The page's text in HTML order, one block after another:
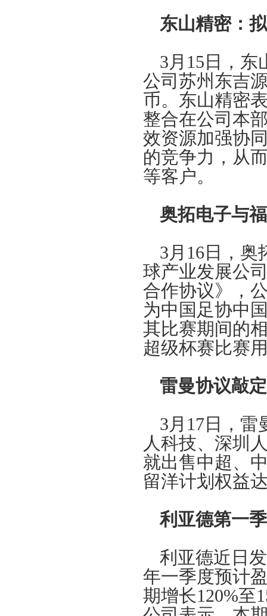
东山精密：
3月15日，东
公司苏州东吉
币。东山精密
整合在公司本
效资源加强协
的竞争力，从
等客户。
奥拓电子与
3月16日，奥
球产业发展公
合作协议》，
为中国足协中
其比赛期间的
超级杯赛比赛
雷曼协议敲
3月17日，雷
人科技、深圳
就出售中超、
留洋计划权益
利亚德第一
利亚德近日
年一季度预计
期增长120%至